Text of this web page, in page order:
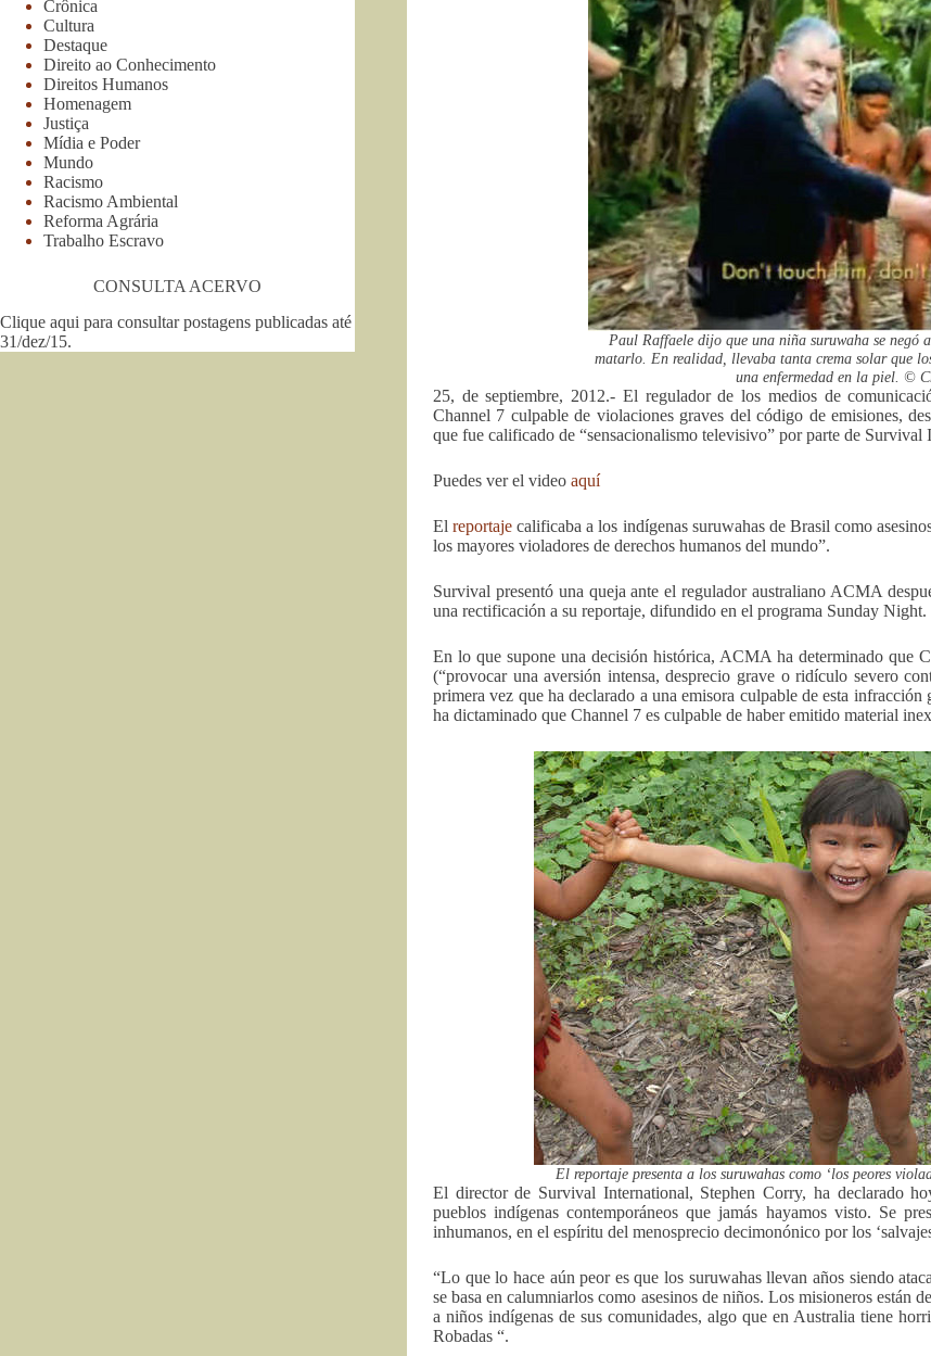
Paul Raffaele dijo que una niña suruwaha se negó
matarlo. En realidad, llevaba tanta crema solar que
una enfermedad en la piel. ©
25, de septiembre, 2012.- El regulador de los medios de
Channel 7 culpable de violaciones graves del código de emisiones,
que fue calificado de “sensacionalismo televisivo” por parte de Survival
Puedes ver el video aquí
Elreportaje calificaba a los indígenas suruwahas de Brasil como
los mayores violadores de derechos humanos del mundo”.
Survival presentó una queja ante el regulador australiano ACMA
una rectificación a su reportaje, difundido en el programa Sunday Night.
En lo que supone una decisión histórica, ACMA ha determinado que
(“provocar una aversión intensa, desprecio grave o ridículo severo
primera vez que ha declarado a una emisora culpable de esta
ha dictaminado que Channel 7 es culpable de haber emitido material
El reportaje presenta a los suruwahas como ‘los peores
El director de Survival International, Stephen Corry, ha declarado
pueblos indígenas contemporáneos que jamás hayamos visto. Se
inhumanos, en el espíritu del menosprecio decimonónico por los
“Lo que lo hace aún peor es que los suruwahas llevan años siendo
se basa en calumniarlos como asesinos de niños. Los misioneros están
a niños indígenas de sus comunidades, algo que en Australia tiene
Robadas “.
Crônica
Cultura
Destaque
Direito ao Conhecimento
Direitos Humanos
Homenagem
Justiça
Mídia e Poder
Mundo
Racismo
Racismo Ambiental
Reforma Agrária
Trabalho Escravo
CONSULTA ACERVO
Clique aqui para consultar postagens publicadas até
31/dez/15.